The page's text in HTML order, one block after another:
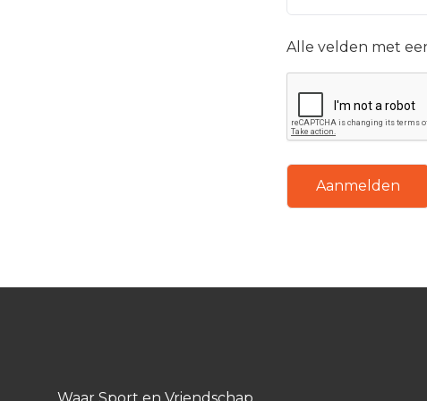
Alle velden met
Aanmelden